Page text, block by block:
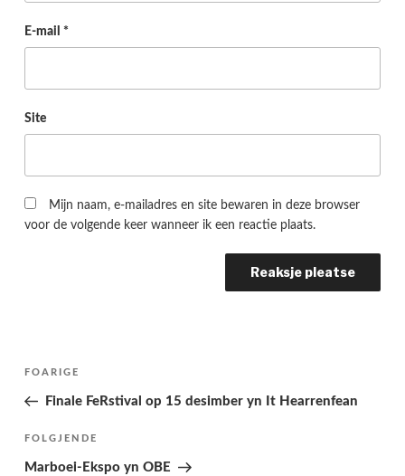
E-mail *
Site
Mijn naam, e-mailadres en site bewaren in deze browser
voor de volgende keer wanneer ik een reactie plaats.
Berichtnavigatie
Folgjende
pagina
FOARIGE
Finale FeRstival op 15 desimber yn It Hearrenfean
Folgjend
berjocht
FOLGJENDE
Marboei-Ekspo yn OBE